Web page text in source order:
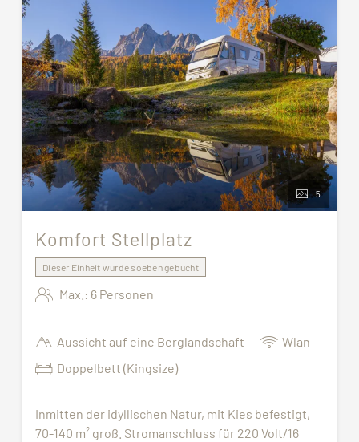
5
Komfort Stellplatz
Dieser Einheit wurde soeben gebucht
Max.: 6 Personen
Aussicht auf eine Berglandschaft
Wlan
Doppelbett (Kingsize)
Inmitten der idyllischen Natur, mit Kies befestigt,
70-140 m² groß. Stromanschluss für 220 Volt/16